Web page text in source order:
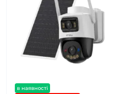
в наявності